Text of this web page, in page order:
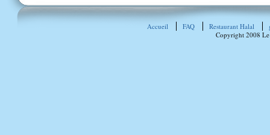
Accueil FAQ Restaurant Halal
Copyright 2008